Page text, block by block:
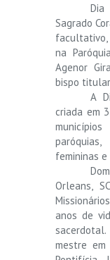
Sagrado
facultativo,
na
Agenor
bispo
A
criada em
femininas
Orleans,
anos de
mestre